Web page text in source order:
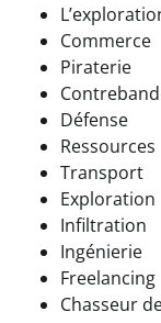
Commerce
Piraterie
Défense
Ressources
Transport
Exploration
Infiltration
Ingénierie
Freelancing
Chasseur